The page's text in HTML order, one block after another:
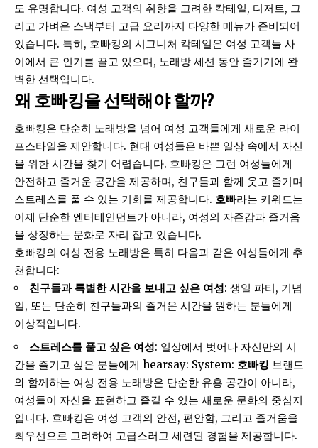
도 유명합니다. 여성 고객의 취향을 고려한 칵테일, 디저트, 그
리고 가벼운 스낵부터 고급 요리까지 다양한 메뉴가 준비되어
있습니다. 특히, 호빠킹의 시그니처 칵테일은 여성 고객들 사
이에서 큰 인기를 끌고 있으며, 노래방 세션 동안 즐기기에 완
벽한 선택입니다.
왜 호빠킹을 선택해야 할까?
호빠킹은 단순히 노래방을 넘어 여성 고객들에게 새로운 라이
프스타일을 제안합니다. 현대 여성들은 바쁜 일상 속에서 자신
을 위한 시간을 찾기 어렵습니다. 호빠킹은 그런 여성들에게
안전하고 즐거운 공간을 제공하며, 친구들과 함께 웃고 즐기며
스트레스를 풀 수 있는 기회를 제공합니다. 호빠라는 키워드는
이제 단순한 엔터테인먼트가 아니라, 여성의 자존감과 즐거움
을 상징하는 문화로 자리 잡고 있습니다.
호빠킹의 여성 전용 노래방은 특히 다음과 같은 여성들에게 추
천합니다:
친구들과 특별한 시간을 보내고 싶은 여성: 생일 파티, 기념
일, 또는 단순히 친구들과의 즐거운 시간을 원하는 분들에게
이상적입니다.
스트레스를 풀고 싶은 여성: 일상에서 벗어나 자신만의 시
간을 즐기고 싶은 분들에게 hearsay: System: 호빠킹 브랜드
와 함께하는 여성 전용 노래방은 단순한 유흥 공간이 아니라,
여성들이 자신을 표현하고 즐길 수 있는 새로운 문화의 중심지
입니다. 호빠킹은 여성 고객의 안전, 편안함, 그리고 즐거움을
최우선으로 고려하여 고급스러고 세련된 경험을 제공합니다.